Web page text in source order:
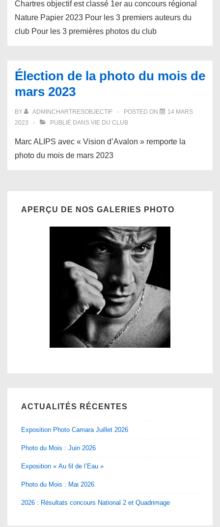
Chartres objectif est classé 1er au concours régional
Nature Papier 2023 Pour les 3 premiers auteurs du
club Pour les 3 premières photos du club
Élection de la photo du mois de
mars 2023
BY ADMINCHARTRESOBJECTIF POSTED ON
14 MARS
2023
PUBLIÉ DANS VIE DU CLUB
Marc ALIPS avec « Vision d’Avalon » remporte la
photo du mois de mars 2023
APERÇU DE NOS GALERIES PHOTO
ACTUALITÉS RÉCENTES
Exposition Photo Camara Juillet 2026
Photo du Mois : Juin 2026
Exposition « Au fil de l’Eau »
Photo du Mois : Mai 2026
2026 : Résultats concours National 2 et Quadrimage